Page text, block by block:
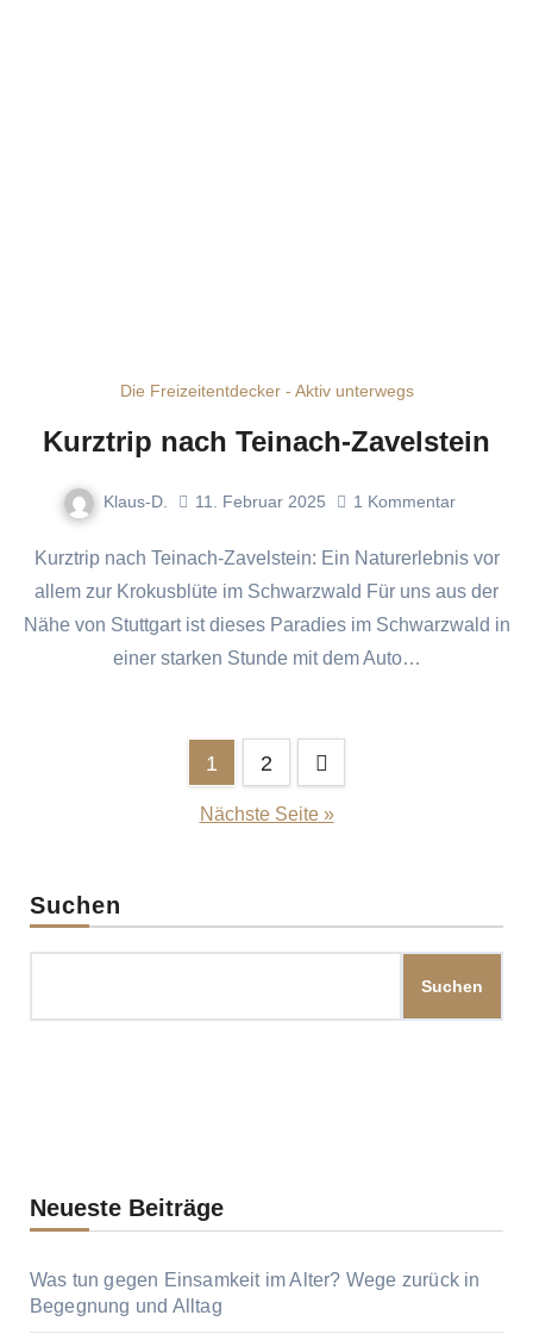
Die Freizeitentdecker - Aktiv unterwegs
Kurztrip nach Teinach-Zavelstein
Klaus-D. 11. Februar 2025 1 Kommentar
Kurztrip nach Teinach-Zavelstein: Ein Naturerlebnis vor
allem zur Krokusblüte im Schwarzwald Für uns aus der
Nähe von Stuttgart ist dieses Paradies im Schwarzwald in
einer starken Stunde mit dem Auto…
Seitennummerierung
1 2
Nächste Seite »
Suchen
Suchen
Neueste Beiträge
Was tun gegen Einsamkeit im Alter? Wege zurück in
Begegnung und Alltag